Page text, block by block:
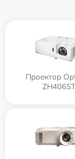
Проектор
ZH406ST